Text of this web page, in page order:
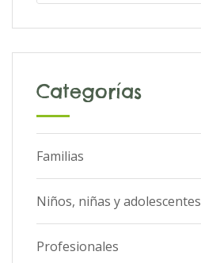
Categorías
Familias
Niños, niñas y adolescentes
Profesionales